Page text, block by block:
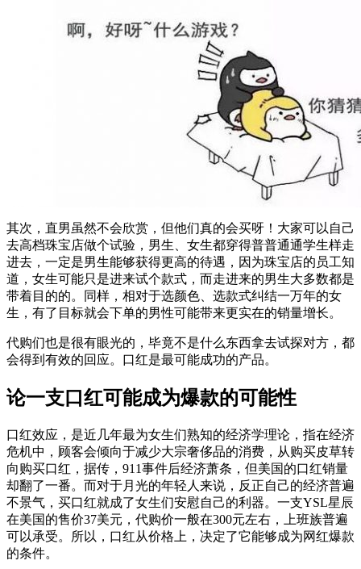
其次，直男虽然不会欣赏，但他们真的会买呀！大家可以自己
去高档珠宝店做个试验，男生、女生都穿得普普通通学生样走
进去，一定是男生能够获得更高的待遇，因为珠宝店的员工知
道，女生可能只是进来试个款式，而走进来的男生大多数都是
带着目的的。同样，相对于选颜色、选款式纠结一万年的女
生，有了目标就会下单的男性可能带来更实在的销量增长。
代购们也是很有眼光的，毕竟不是什么东西拿去试探对方，都
会得到有效的回应。口红是最可能成功的产品。
论一支口红可能成为爆款的可能性
口红效应，是近几年最为女生们熟知的经济学理论，指在经济
危机中，顾客会倾向于减少大宗奢侈品的消费，从购买皮草转
向购买口红，据传，911事件后经济萧条，但美国的口红销量
却翻了一番。而对于月光的年轻人来说，反正自己的经济普遍
不景气，买口红就成了女生们安慰自己的利器。一支YSL星辰
在美国的售价37美元，代购价一般在300元左右，上班族普遍
可以承受。所以，口红从价格上，决定了它能够成为网红爆款
的条件。